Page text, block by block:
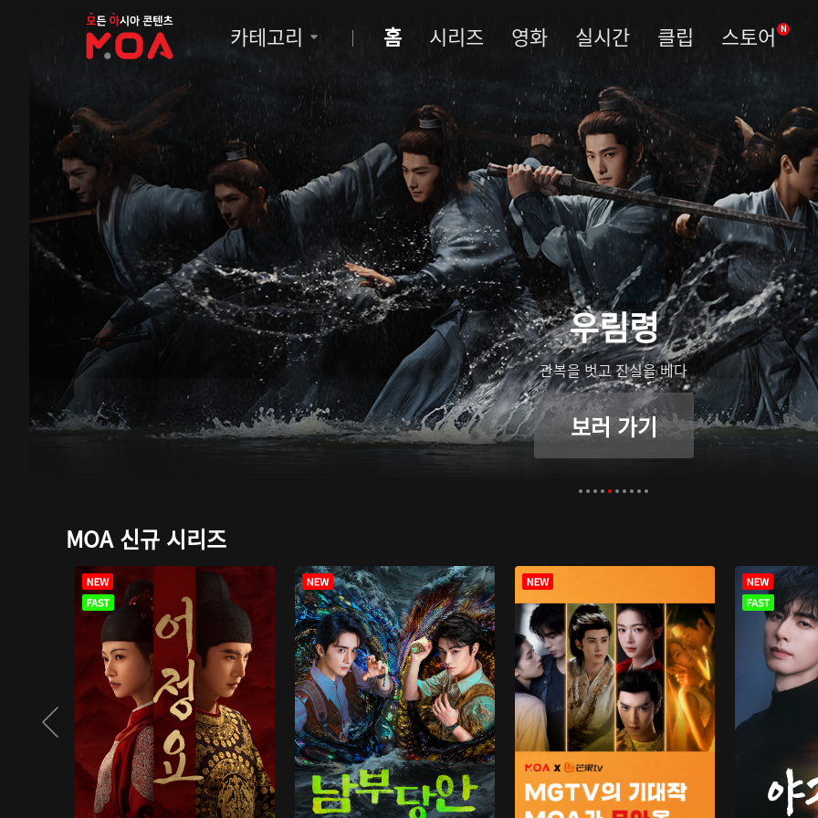
MOA
카테고리 홈 시리즈 영화 실시간 클립 스토어 N
우림령
관복을 벗고 진실을 베다
보러 가기
MOA 신규 시리즈